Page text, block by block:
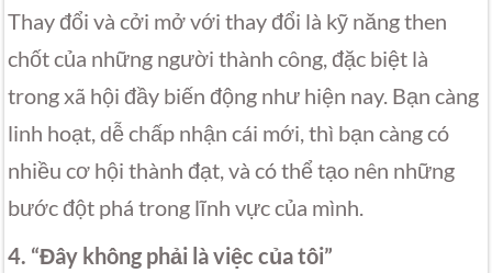
Thay đổi và cởi mở với thay đổi là kỹ năng then
chốt của những người thành công, đặc biệt là
trong xã hội đầy biến động như hiện nay. Bạn càng
linh hoạt, dễ chấp nhận cái mới, thì bạn càng có
nhiều cơ hội thành đạt, và có thể tạo nên những
bước đột phá trong lĩnh vực của mình.
4. “Đây không phải là việc của tôi”